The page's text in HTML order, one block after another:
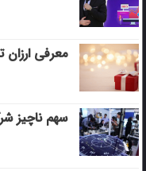
معرفی ارزان
سهم ناچیز